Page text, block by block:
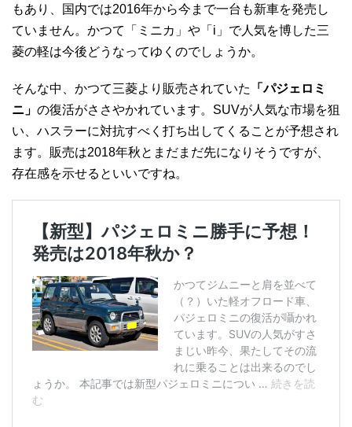
もあり、国内では2016年から今まで一台も新車を発売し
ていません。かつて「ミニカ」や「i」で人気を博した三
菱の軽は今後どうなってゆくのでしょうか。
そんな中、かつて三菱より販売されていた
「パジェロミ
ニ」 の復活がささやかれています。SUVが人気な市場を狙
い、ハスラーに対抗すべく打ち出してくることが予想され
ます。販売は2018年秋とまだまだ先になりそうですが、
存在感を示せるといいですね。